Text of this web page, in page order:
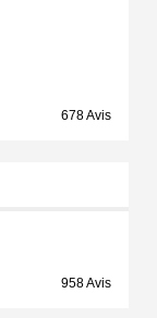
678 Avis
958 Avis